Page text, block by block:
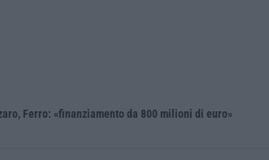
Ferro: «finanziamento da 800 milioni di euro»